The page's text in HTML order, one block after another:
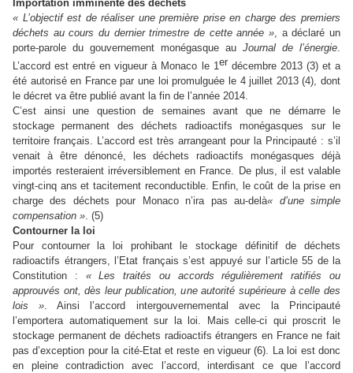
Importation imminente des déchets
« L’objectif est de réaliser une première prise en charge des premiers
déchets au cours du dernier trimestre de cette année », a déclaré un
porte-parole du gouvernement monégasque au Journal de l’énergie.
L’accord est entré en vigueur à Monaco le 1er décembre 2013 (3) et a
été autorisé en France par une loi promulguée le 4 juillet 2013 (4), dont
le décret va être publié avant la fin de l’année 2014.
C’est ainsi une question de semaines avant que ne
démarre le
stockage permanent des déchets radioactifs monégasques sur le
territoire français. L’accord est très arrangeant pour la Principauté : s’il
venait à être dénoncé, les déchets radioactifs monégasques déjà
importés resteraient irréversiblement en France. De plus, il est valable
vingt-cinq ans et tacitement reconductible. Enfin, le coût de la prise en
charge des déchets pour Monaco n’ira pas au-delà« d’une simple
compensation ». (5)
Contourner la loi
Pour contourner la loi prohibant le stockage définitif de déchets
radioactifs étrangers, l’Etat français s’est appuyé sur l’article 55 de la
Constitution :
«
Les traités ou accords régulièrement ratifiés ou
approuvés ont, dès leur publication, une autorité supérieure à celle des
lois
». Ainsi l’accord intergouvernemental avec la Principauté
l’emportera automatiquement sur la loi. Mais celle-ci qui proscrit le
stockage permanent de déchets radioactifs étrangers en France ne fait
pas d’exception pour la cité-Etat et reste en vigueur (6). La loi est donc
en pleine
contradiction avec l’accord, interdisant ce que l’accord